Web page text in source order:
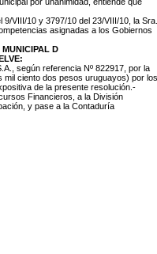
VIII/10 y 3797/10 del 23/VIII/10, la Sra.
asignadas a los Gobiernos
D
según referencia Nº 822917, por la
mil ciento dos pesos uruguayos) por los
de la presente resolución.-
Financieros, a la División
y pase a la Contaduría